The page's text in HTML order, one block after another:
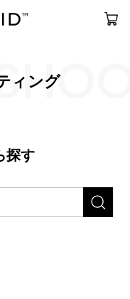
ィング
探す